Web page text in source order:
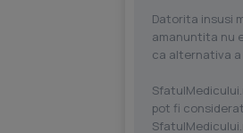
Datorita insusi
amanuntita nu
ca alternativa
pot fi